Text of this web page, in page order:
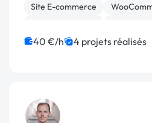
Site E-commerce
WordPress
40 €/h 4 projets réalisés